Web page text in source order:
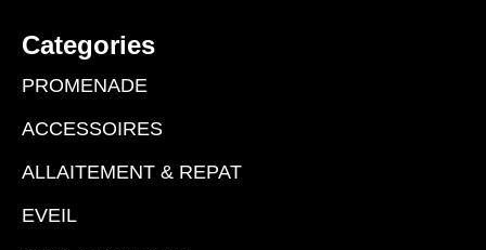
Categories
PROMENADE
ACCESSOIRES
ALLAITEMENT & REPAT
EVEIL